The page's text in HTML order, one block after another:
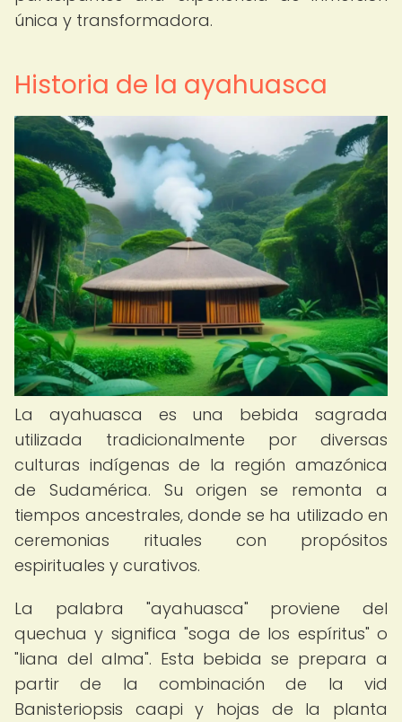
única y transformadora.
Historia de la ayahuasca
La ayahuasca es una bebida sagrada
utilizada tradicionalmente por diversas
culturas indígenas de la región amazónica
de Sudamérica. Su origen se remonta a
tiempos ancestrales, donde se ha utilizado en
ceremonias rituales con propósitos
espirituales y curativos.
La palabra "ayahuasca" proviene del
quechua y significa "soga de los espíritus" o
"liana del alma". Esta bebida se prepara a
partir de la combinación de la vid
Banisteriopsis caapi y hojas de la planta